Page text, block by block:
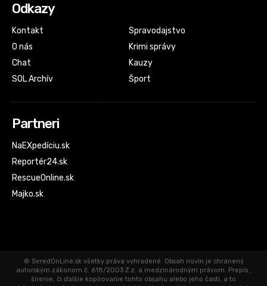
Odkazy
Kontakt
O nás
Chat
SOL Archív
Spravodajstvo
Krimi správy
Kauzy
Šport
Partneri
NaEXpedíciu.sk
Reportér24.sk
RescueOnline.sk
Majko.sk
© SeredOnLine.sk všetky práva vyhradené. Obsah novín je chránený
autorským zákonom č. 618/2003 Z.z. a medzinárodným právom. Prepis ,
šírenie, či ďalšie kopírovanie tohto obsahu alebo jeho časti, a to